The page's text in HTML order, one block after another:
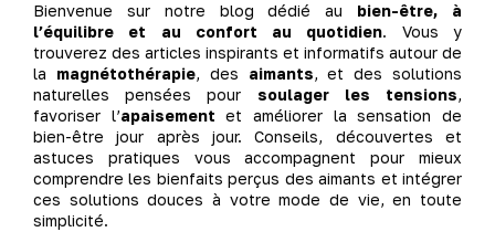
Bienvenue sur notre blog dédié au bien-être, à
l’équilibre et au confort au quotidien. Vous y
trouverez des articles inspirants et informatifs autour de
la magnétothérapie, des aimants, et des solutions
naturelles pensées pour soulager les tensions,
favoriser l’apaisement et améliorer la sensation de
bien-être jour après jour. Conseils, découvertes et
astuces pratiques vous accompagnent pour mieux
comprendre les bienfaits perçus des aimants et intégrer
ces solutions douces à votre mode de vie, en toute
simplicité.